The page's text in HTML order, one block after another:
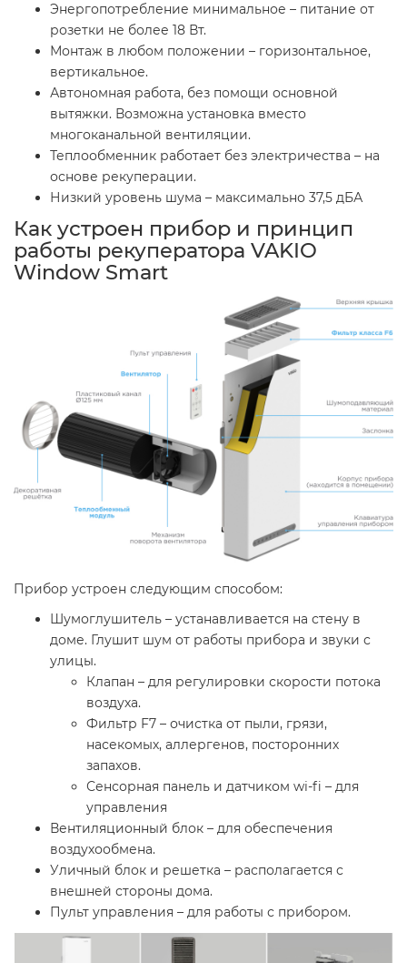
Энергопотребление минимальное – питание от
розетки не более 18 Вт.
Монтаж в любом положении – горизонтальное,
вертикальное.
Автономная работа, без помощи основной
вытяжки. Возможна установка вместо
многоканальной вентиляции.
Теплообменник работает без электричества – на
основе рекуперации.
Низкий уровень шума – максимально 37,5 дБА
Как устроен прибор и принцип
работы рекуператора VAKIO
Window Smart
Прибор устроен следующим способом:
Шумоглушитель – устанавливается на стену в
доме. Глушит шум от работы прибора и звуки с
улицы.
Клапан – для регулировки скорости потока
воздуха.
Фильтр F7 – очистка от пыли, грязи,
насекомых, аллергенов, посторонних
запахов.
Сенсорная панель и датчиком wi-fi – для
управления
Вентиляционный блок – для обеспечения
воздухообмена.
Уличный блок и решетка – располагается с
внешней стороны дома.
Пульт управления – для работы с прибором.